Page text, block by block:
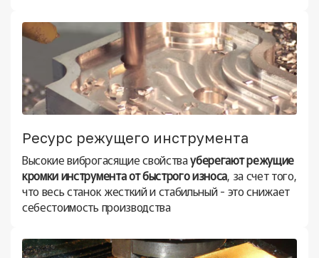
Ресурс режущего инструмента
Высокие виброгасящие свойствауберегают режущие
кромки инструмента от быстрого износа, за счет того,
что весь станок жесткий и стабильный - это снижает
себестоимость производства